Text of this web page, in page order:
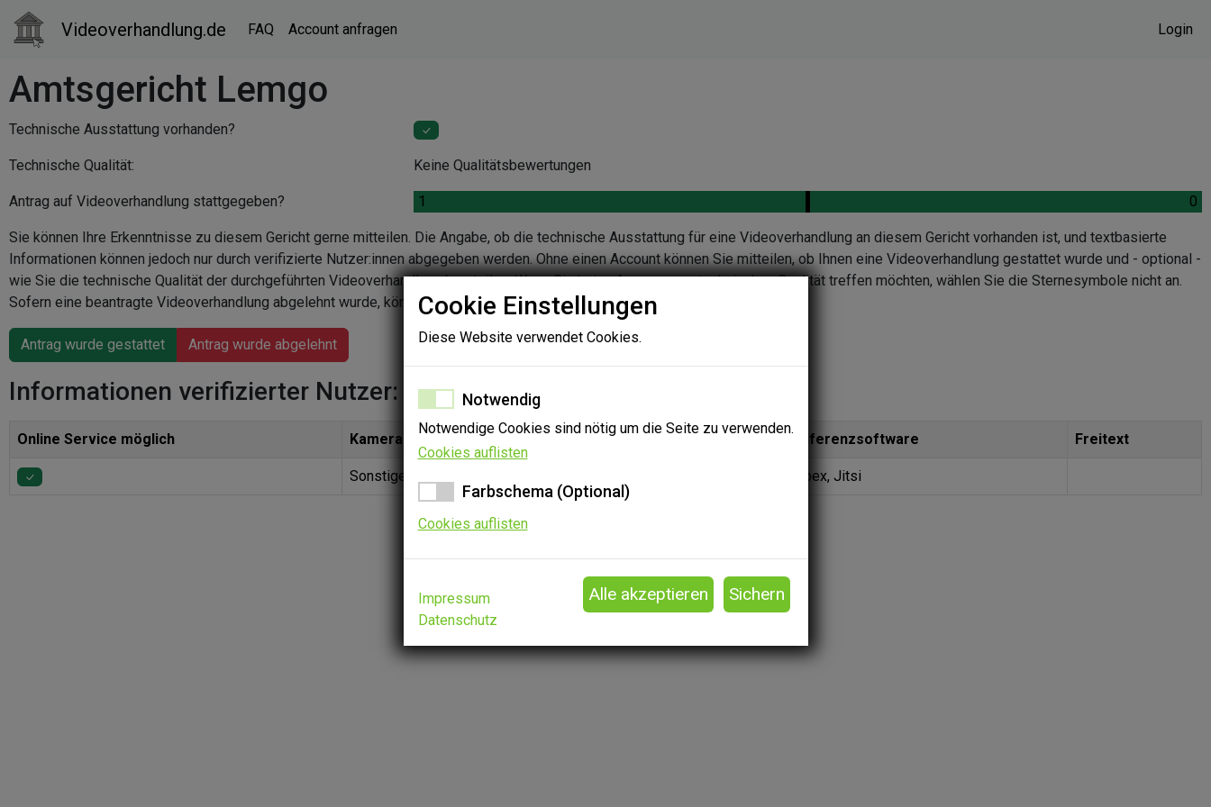
Videoverhandlung.de FAQ Account anfragen Login
Amtsgericht Lemgo
Technische Ausstattung vorhanden?
Technische Qualität: Keine Qualitätsbewertungen
Antrag auf Videoverhandlung stattgegeben? 1 0
Sie können Ihre Erkenntnisse zu diesem Gericht gerne mitteilen. Die Angabe, ob die technische Ausstattung für eine Videoverhandlung an diesem Gericht vorhanden ist, und textbasierte
Informationen können jedoch nur durch verifizierte Nutzer:innen abgegeben werden. Ohne einen Account können Sie mitteilen, ob Ihnen eine Videoverhandlung gestattet wurde und - optional -
wie Sie die technische Qualität der durchgeführten Videoverhandlung beurteilen. Wenn Sie keine Aussage zur technischen Qualität treffen möchten, wählen Sie die Sternesymbole nicht an.
Sofern eine beantragte Videoverhandlung abgelehnt wurde, können Sie die Gründe in einer Folgeabfrage angeben.
Antrag wurde gestattet Antrag wurde abgelehnt
Informationen verifizierter Nutzer:
Online Service möglich Kameraperspektiven Konferenzsoftware Freitext
Sonstiges (Im Freitext erwähnen) Webex, Jitsi
Cookie Einstellungen
Diese Website verwendet Cookies.
Notwendig
Notwendige Cookies sind nötig um die Seite zu verwenden.
Cookies auflisten
Farbschema (Optional)
Cookies auflisten
Impressum
Datenschutz